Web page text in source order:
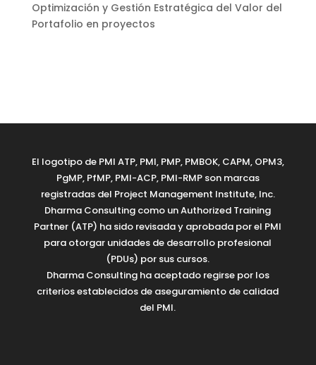
Optimización y Gestión Estratégica del Valor del
Portafolio en proyectos
El logotipo de PMI ATP, PMI, PMP, PMBOK, CAPM, OPM3,
PgMP, PfMP, PMI-ACP, PMI-RMP son marcas
registradas del Project Management Institute, Inc.
Dharma Consulting como un Authorized Training
Partner (ATP) ha sido revisada y aprobada por el PMI
para otorgar unidades de desarrollo profesional
(PDUs) por sus cursos.
Dharma Consulting ha aceptado regirse por los
criterios establecidos de aseguramiento de calidad
del PMI.